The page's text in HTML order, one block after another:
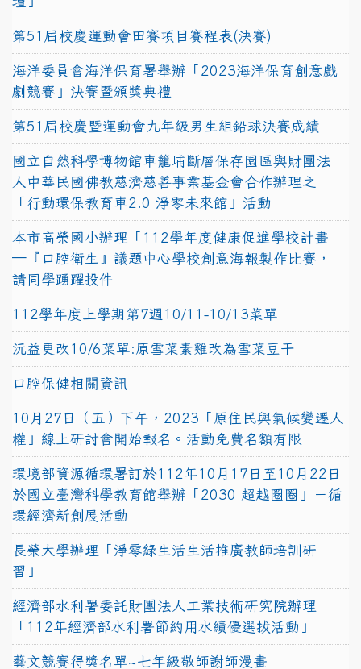
第51屆校慶運動會田賽項目賽程表(決賽)
海洋委員會海洋保育署舉辦「2023海洋保育創意戲
劇競賽」決賽暨頒獎典禮
第51屆校慶暨運動會九年級男生組鉛球決賽成績
國立自然科學博物館車籠埔斷層保存園區與財團法
人中華民國佛教慈濟慈善事業基金會合作辦理之
「行動環保教育車2.0 淨零未來館」活動
本市高榮國小辦理「112學年度健康促進學校計畫
─『口腔衛生』議題中心學校創意海報製作比賽，
請同學踴躍投件
112學年度上學期第7週10/11-10/13菜單
沅益更改10/6菜單:原雪菜素雞改為雪菜豆干
口腔保健相關資訊
10月27日（五）下午，2023「原住民與氣候變遷人
權」線上研討會開始報名。活動免費名額有限
環境部資源循環署訂於112年10月17日至10月22日
於國立臺灣科學教育館舉辦「2030 超越圈圈」－循
環經濟新創展活動
長榮大學辦理「淨零綠生活生活推廣教師培訓研
習」
經濟部水利署委託財團法人工業技術研究院辦理
「112年經濟部水利署節約用水績優選拔活動」
藝文競賽得獎名單~七年級敬師謝師漫畫